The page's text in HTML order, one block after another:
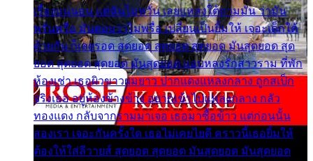
เรื่องแน่นอน แต่ฉันไม่หวั่น เลยแหลงใต้ถามมัน ว่ามัน
พรั่นพรือ มันตอบว่าไม่พรื่อ เปลี่ยนเป็นยิ้มให้ เจอะเด็กใต้
ด้วยกัน ก็เลยรอด สุดยอด สุดยอด สุดยอด มันสุดยอด สุด
ยอด สุดยอด สุดยอด มันสุดยอด แอบหลงรักสาวราม ที่พัก
ห้องเช่า เธอผิวขาวผมยาว ปากแดงแหลงกลาง ถูกสเป็ก
จริงเธอ อยู่ห้องข้างข้าง อยากเข้าไปแหลงกลาง กลัว
ทองแดง กลับจากรามมาเจอ เธอมาซื้อข้าว แต่ก่อนนั้น
สองเรา เจอะกันครั้งใด เธอไม่เคยไยดี คราวนี้เธอยิ้มให้
ต้องให้ใส่ลีวายส์ สุดยอด สุดยอด มันสุดยอด มันสุดยอด